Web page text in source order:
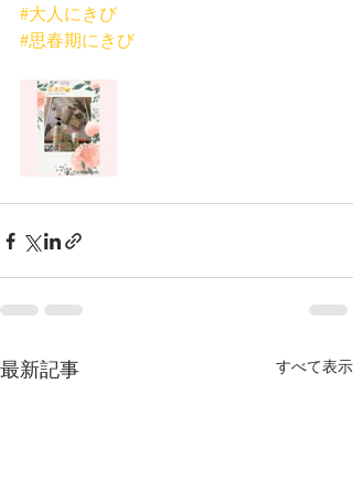
#大人にきび
#思春期にきび
最新記事 すべて表示